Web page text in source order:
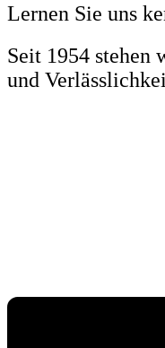
Lernen Sie uns
Seit 1954 stehen
und